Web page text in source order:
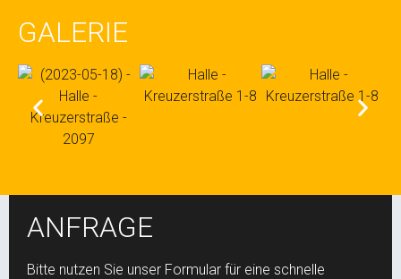
GALERIE
ANFRAGE
Bitte nutzen Sie unser Formular für eine schnelle